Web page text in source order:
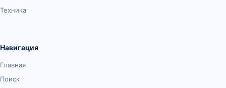
Техника
Навигация
Главная
Поиск